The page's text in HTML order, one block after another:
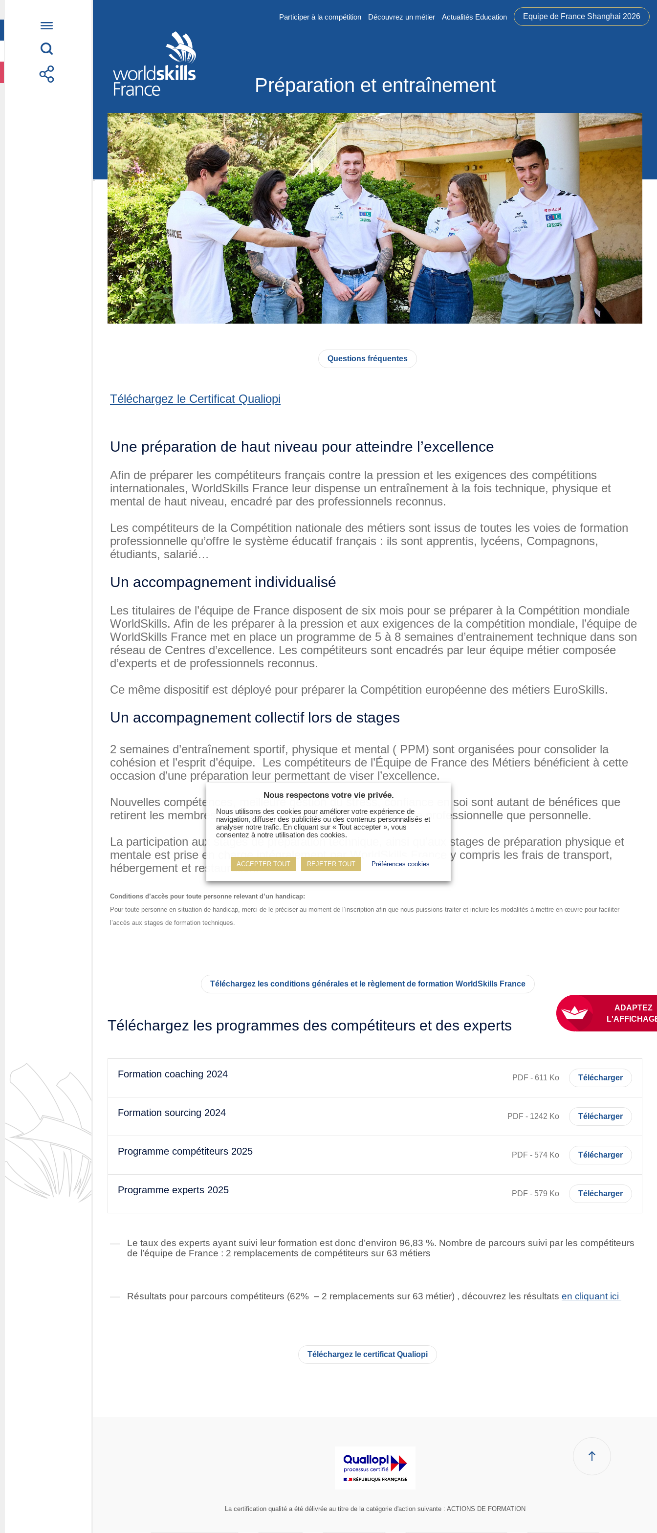
Participer à la compétition Découvrez un métier Actualités Education Equipe de France Shanghai 2026
Préparation et entraînement
WorldSkills France
La compétition
Découvrez un métier
S’informer
S’engager
Nos partenaires
Actualités Education
Photos
Vidéos
Contactez-nous
Suivez l’Équipe de France des
métiers Shanghai 2026
Questions fréquentes
Actualités
Espace presse
Inscription à la newsletter
Espace membres
`
Questions fréquentes
Téléchargez le Certificat Qualiopi
Une préparation de haut niveau pour atteindre l’excellence
Afin de préparer les compétiteurs français contre la pression et les exigences des compétitions
internationales, WorldSkills France leur dispense un entraînement à la fois technique, physique et
mental de haut niveau, encadré par des professionnels reconnus.
Les compétiteurs de la Compétition nationale des métiers sont issus de toutes les voies de formation
professionnelle qu’offre le système éducatif français : ils sont apprentis, lycéens, Compagnons,
étudiants, salarié…
Un accompagnement individualisé
Les titulaires de l’équipe de France disposent de six mois pour se préparer à la Compétition mondiale
WorldSkills. Afin de les préparer à la pression et aux exigences de la compétition mondiale, l’équipe de
WorldSkills France met en place un programme de 5 à 8 semaines d’entrainement technique dans son
réseau de Centres d’excellence. Les compétiteurs sont encadrés par leur équipe métier composée
d’experts et de professionnels reconnus.
Ce même dispositif est déployé pour préparer la Compétition européenne des métiers EuroSkills.
Un accompagnement collectif lors de stages
2 semaines d’entraînement sportif, physique et mental ( PPM) sont organisées pour consolider la
cohésion et l’esprit d’équipe. Les compétiteurs de l’Équipe de France des Métiers bénéficient à cette
occasion d’une préparation leur permettant de viser l’excellence.
Nouvelles compétences, meilleure gestion du stress, confiance en soi sont autant de bénéfices que
retirent les membres de l’équipe de France tant dans leur vie professionnelle que personnelle.
La participation aux stages de préparation technique, ainsi qu’aux stages de préparation physique et
mentale est prise en charge intégralement par WorldSkills France y compris les frais de transport,
hébergement et restauration.
Conditions d’accès pour toute personne relevant d’un handicap:
Pour toute personne en situation de handicap, merci de le préciser au moment de l’inscription afin que nous puissions traiter et inclure les modalités à mettre en œuvre pour faciliter
l’accès aux stages de formation techniques.
Téléchargez les conditions générales et le règlement de formation WorldSkills France
Téléchargez les programmes des compétiteurs et des experts
Formation coaching 2024 PDF - 611 Ko Télécharger
Formation sourcing 2024 PDF - 1242 Ko Télécharger
Programme compétiteurs 2025 PDF - 574 Ko Télécharger
Programme experts 2025 PDF - 579 Ko Télécharger
Le taux des experts ayant suivi leur formation est donc d’environ 96,83 %. Nombre de parcours suivi par les compétiteurs
de l’équipe de France : 2 remplacements de compétiteurs sur 63 métiers
Résultats pour parcours compétiteurs (62% – 2 remplacements sur 63 métier) , découvrez les résultats en cliquant ici
Téléchargez le certificat Qualiopi
La certification qualité a été délivrée au titre de la catégorie d'action suivante : ACTIONS DE FORMATION
Nous respectons votre vie privée.
Nous utilisons des cookies pour améliorer votre expérience de
navigation, diffuser des publicités ou des contenus personnalisés et
analyser notre trafic. En cliquant sur « Tout accepter », vous
consentez à notre utilisation des cookies.
ACCEPTER TOUT REJETER TOUT Préférences cookies